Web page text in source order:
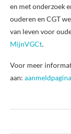
en met onderzoek
ouderen en CGT
van leven voor
MijnVGCt.
Voor meer
aan: aanmeldpagina